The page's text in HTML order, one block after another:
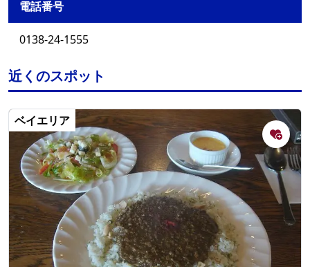
電話番号
0138-24-1555
近くのスポット
ベイエリア